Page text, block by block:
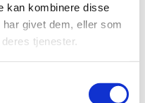
kan kombinere disse
givet dem, eller som
tjenester.